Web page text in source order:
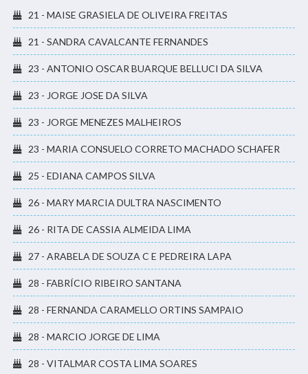
21 - MAISE GRASIELA DE OLIVEIRA FREITAS
21 - SANDRA CAVALCANTE FERNANDES
23 - ANTONIO OSCAR BUARQUE BELLUCI DA SILVA
23 - JORGE JOSE DA SILVA
23 - JORGE MENEZES MALHEIROS
23 - MARIA CONSUELO CORRETO MACHADO SCHAFER
25 - EDIANA CAMPOS SILVA
26 - MARY MARCIA DULTRA NASCIMENTO
26 - RITA DE CASSIA ALMEIDA LIMA
27 - ARABELA DE SOUZA C E PEDREIRA LAPA
28 - FABRÍCIO RIBEIRO SANTANA
28 - FERNANDA CARAMELLO ORTINS SAMPAIO
28 - MARCIO JORGE DE LIMA
28 - VITALMAR COSTA LIMA SOARES